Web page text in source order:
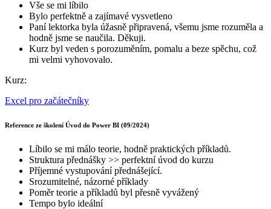
Vše se mi líbilo
Bylo perfektně a zajímavé vysvetleno
Paní lektorka byla úžasně připravená, všemu jsme rozuměla a
hodně jsme se naučila. Děkuji.
Kurz byl veden s porozuměním, pomalu a beze spěchu, což
mi velmi vyhovovalo.
Kurz:
Excel pro začátečníky
Reference ze školení Úvod do Power BI (09/2024)
Líbilo se mi málo teorie, hodně praktických příkladů.
Struktura přednášky >> perfektní úvod do kurzu
Příjemné vystupování přednášející.
Srozumitelné, názorné příklady
Poměr teorie a příkladů byl přesně vyvážený
Tempo bylo ideální